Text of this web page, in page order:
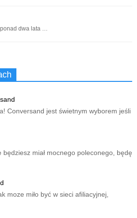
ponad dwa lata …
Conversand jest świetnym wyborem jeśli
miał mocnego poleconego, będę
moze miło być w sieci afiliacyjnej,